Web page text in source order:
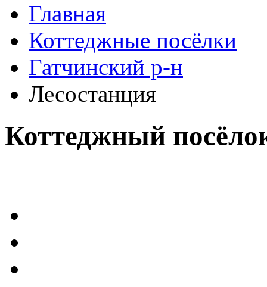
Главная
Коттеджные посёлки
Гатчинский р-н
Лесостанция
Коттеджный